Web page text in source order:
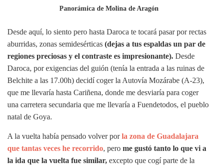
Panorámica de Molina de Aragón
Desde aquí, lo siento pero hasta Daroca te tocará pasar por rectas
aburridas, zonas semidesérticas (dejas a tus espaldas un par de
regiones preciosas y el contraste es impresionante). Desde
Daroca, por exigencias del guión (tenía la entrada a las ruinas de
Belchite a las 17.00h) decidí coger la Autovía Mozárabe (A-23),
que me llevaría hasta Cariñena, donde me desviaría para coger
una carretera secundaria que me llevaría a Fuendetodos, el pueblo
natal de Goya.
A la vuelta había pensado volver porla zona de Guadalajara
que tantas veces he recorrido, pero me gustó tanto lo que vi a
la ida que la vuelta fue similar, excepto que cogí parte de la